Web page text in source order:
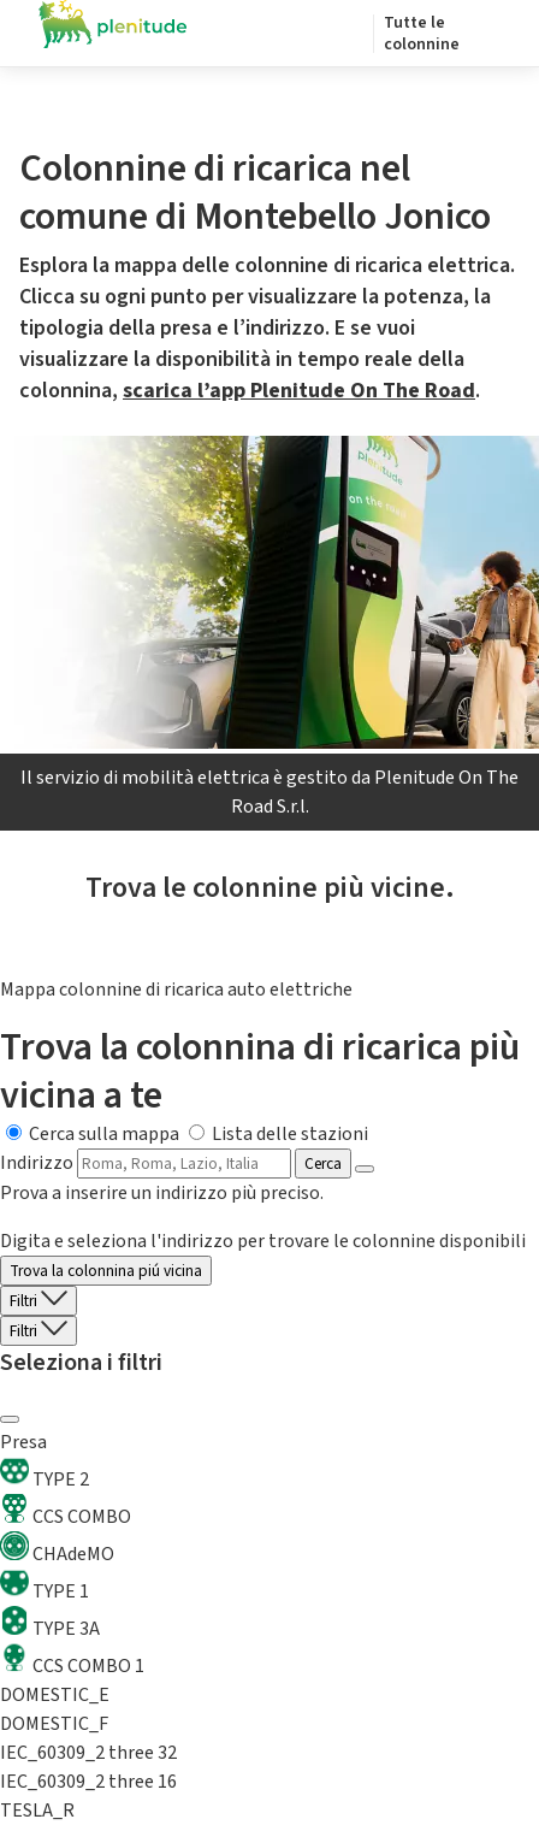
Tutte le
colonnine
Colonnine di ricarica nel
comune di Montebello Jonico
Esplora la mappa delle colonnine di ricarica elettrica.
Clicca su ogni punto per visualizzare la potenza, la
tipologia della presa e l’indirizzo. E se vuoi
visualizzare la disponibilità in tempo reale della
colonnina, scarica l’app Plenitude On The Road.
Il servizio di mobilità elettrica è gestito da Plenitude On The
Road S.r.l.
Trova le colonnine più vicine.
Mappa colonnine di ricarica auto elettriche
Trova la colonnina di ricarica più
vicina a te
Cerca sulla mappa
Lista delle stazioni
Indirizzo
Cerca
Prova a inserire un indirizzo più preciso.
Digita e seleziona l'indirizzo per trovare le colonnine disponibili
Trova la colonnina piú vicina
Filtri
Filtri
Seleziona i filtri
Presa
TYPE 2
CCS COMBO
CHAdeMO
TYPE 1
TYPE 3A
CCS COMBO 1
DOMESTIC_E
DOMESTIC_F
IEC_60309_2 three 32
IEC_60309_2 three 16
TESLA_R